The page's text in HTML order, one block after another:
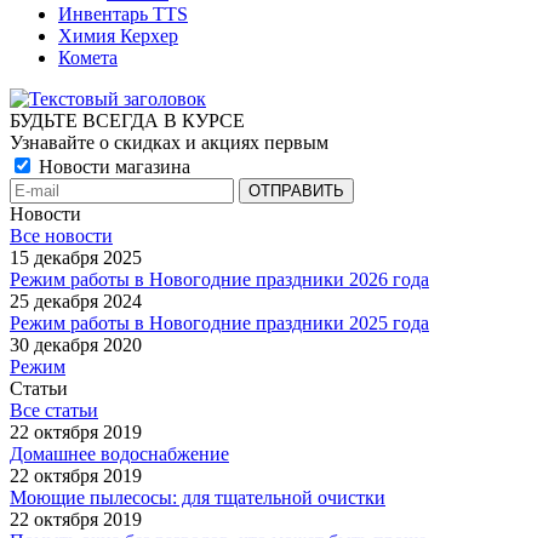
Инвентарь TTS
Химия Керхер
Комета
БУДЬТЕ ВСЕГДА В КУРСЕ
Узнавайте о скидках и акциях первым
Новости магазина
Новости
Все новости
15 декабря 2025
Режим работы в Новогодние праздники 2026 года
25 декабря 2024
Режим работы в Новогодние праздники 2025 года
30 декабря 2020
Режим
Статьи
Все статьи
22 октября 2019
Домашнее водоснабжение
22 октября 2019
Моющие пылесосы: для тщательной очистки
22 октября 2019